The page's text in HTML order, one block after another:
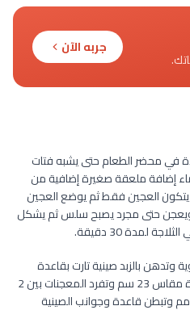
جربه الآن
في محضر الطعام حتى يشبه فتات
إضافة ملعقة صغيرة إضافية من
يتكون العجين فقط ثم يوضع العجين
حتى مجرد يصبح سلس ثم يشكل
لمدة 30 دقيقة.
200 درجة مئوية وتدهن بالزبد صينية تارت بقاعدة
متحركة عُمقها 3 سم مستديرة مقاس 23 سم وتفرد المعجنات بين 2
ورقة زبد حتى يُصبح سُمكها 4 مم وتبطن قاعدة وجوانب الصينية